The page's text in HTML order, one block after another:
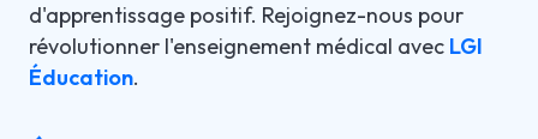
d'apprentissage positif. Rejoignez-nous pour
révolutionner l'enseignement médical avec LGI
Éducation.